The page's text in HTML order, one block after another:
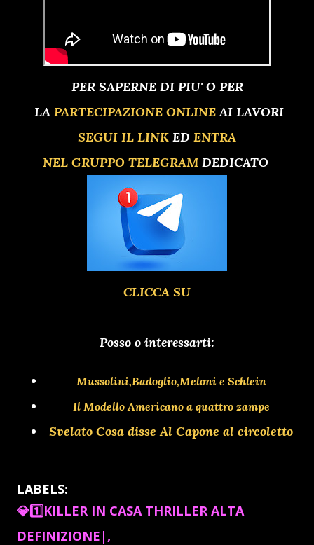
PER SAPERNE DI PIU' O PER
LA PARTECIPAZIONE ONLINEAI LAVORI
SEGUI IL LINK ED ENTRA
NEL GRUPPO TELEGRAMDEDICATO
CLICCA SU
Posso o interessarti:
Mussolini,Badoglio,Meloni e Schlein
Il Modello Americano a quattro zampe
Svelato Cosa disse Al Capone al circoletto
LABELS:
💎1️⃣KILLER IN CASA THRILLER ALTA
DEFINIZIONE|